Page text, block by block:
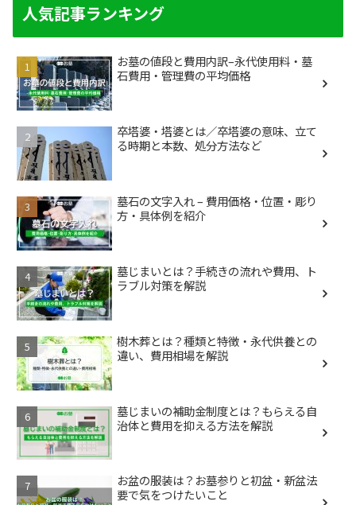
人気記事ランキング
お墓の値段と費用内訳–永代使用料・墓
石費用・管理費の平均価格
卒塔婆・塔婆とは／卒塔婆の意味、立て
る時期と本数、処分方法など
墓石の文字入れ – 費用価格・位置・彫り
方・具体例を紹介
墓じまいとは？手続きの流れや費用、ト
ラブル対策を解説
樹木葬とは？種類と特徴・永代供養との
違い、費用相場を解説
墓じまいの補助金制度とは？もらえる自
治体と費用を抑える方法を解説
お盆の服装は？お墓参りと初盆・新盆法
要で気をつけたいこと